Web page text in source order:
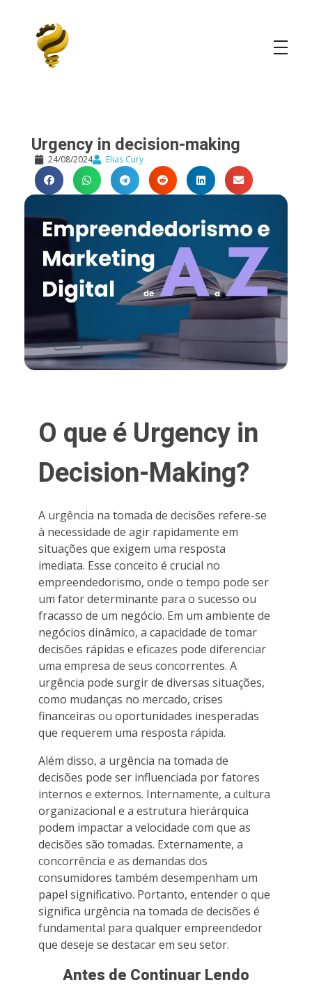
Urgency in decision-making
24/08/2024 Elias Cury
O que é Urgency in
Decision-Making?
A urgência na tomada de decisões refere-se
à necessidade de agir rapidamente em
situações que exigem uma resposta
imediata. Esse conceito é crucial no
empreendedorismo, onde o tempo pode ser
um fator determinante para o sucesso ou
fracasso de um negócio. Em um ambiente de
negócios dinâmico, a capacidade de tomar
decisões rápidas e eficazes pode diferenciar
uma empresa de seus concorrentes. A
urgência pode surgir de diversas situações,
como mudanças no mercado, crises
financeiras ou oportunidades inesperadas
que requerem uma resposta rápida.
Além disso, a urgência na tomada de
decisões pode ser influenciada por fatores
internos e externos. Internamente, a cultura
organizacional e a estrutura hierárquica
podem impactar a velocidade com que as
decisões são tomadas. Externamente, a
concorrência e as demandas dos
consumidores também desempenham um
papel significativo. Portanto, entender o que
significa urgência na tomada de decisões é
fundamental para qualquer empreendedor
que deseje se destacar em seu setor.
Antes de Continuar Lendo